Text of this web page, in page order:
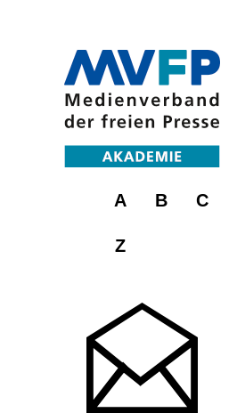
A B C
Z